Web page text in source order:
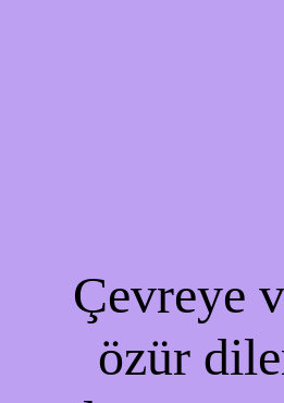
Çevreye
özür